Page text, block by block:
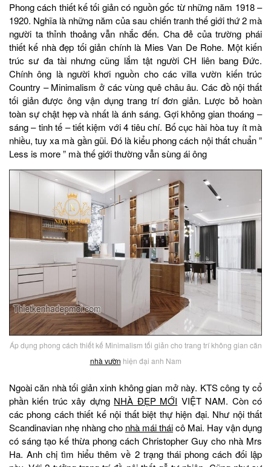
Phong cách thiết kế tối giản có nguồn gốc từ những năm 1918 –
1920. Nghĩa là những năm của sau chiến tranh thế giới thứ 2 mà
người ta thỉnh thoảng vẫn nhắc đến. Cha đẻ của trường phái
thiết kế nhà đẹp tối giản chính là Mies Van De Rohe. Một kiến
trúc sư đa tài nhưng cũng lắm tật người CH liên bang Đức.
Chính ông là người khơi nguồn cho các villa vườn kiến trúc
Country – Minimalism ở các vùng quê châu âu. Các đồ nội thất
tối giản được ông vận dụng trang trí đơn giản. Lược bỏ hoàn
toàn sự chật hẹp và nhất là ánh sáng. Gợi không gian thoáng –
sáng – tinh tế – tiết kiệm với 4 tiêu chí. Bố cục hài hòa tuy ít mà
nhiều, tuy xa mà gần gũi. Đó là kiểu phong cách nội thất chuẩn ”
Less is more ” mà thế giới thường vẫn sùng ái ông
Áp dụng phong cách thiết kế Minimalism tối giản cho trang trí không gian căn
nhà vườn hiện đại anh Nam
Ngoài căn nhà tối giản xinh không gian mở này. KTS công ty cổ
phần kiến trúc xây dựng NHÀ ĐẸP MỚI VIỆT NAM. Còn có
các phong cách thiết kế nội thất biệt thự hiện đại. Như nội thất
Scandinavian nhẹ nhàng cho nhà mái tháicô Mai. Hay vận dụng
có sáng tạo kế thừa phong cách Christopher Guy cho nhà Mrs
Ha. Anh chị tìm hiểu thêm về 2 trạng thái phong cách đối lập